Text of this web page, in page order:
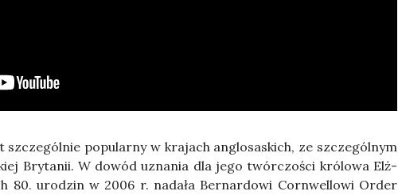
popu­lar­ny w kra­jach anglo­sa­skich, ze szcze­gól­nym
Bry­ta­nii. W dowód uzna­nia dla jego twór­czo­ści kró­lo­wa Elż­
80. uro­dzin w 2006 r. nada­ła Ber­nar­do­wi Corn­wel­lo­wi Order